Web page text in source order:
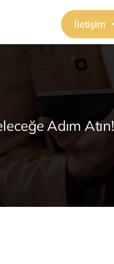
İletişim
Adım Atın!